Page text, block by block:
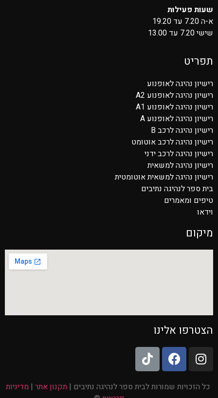
שעות פעילות
א-ה 7.20 עד 19.20
שישי 7.20 עד 13.00
תפריט
רישיון נהיגה לאופנוע
רישיון נהיגה לאופנוע A2
רישיון נהיגה לאופנוע A1
רישיון נהיגה לאופנוע A
רישיון נהיגה לרכב B
רישיון נהיגה לרכב אוטומט
רישיון נהיגה לרכב ידני
רישיון נהיגה למשאית
רישיון נהיגה למשאית אוטומטית
בית ספר לנהיגה נתיבים
טיפים ומאמרים
וידאו
מיקום
הצטרפו אלינו
כל הזכויות שמורות לבית ספר לנהיגה נתיבים | תקנון אתר | מדיניות